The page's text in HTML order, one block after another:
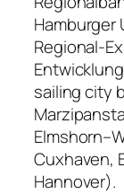
Hamburger
Regional-
sailing city
Cuxhaven,
Hannover).